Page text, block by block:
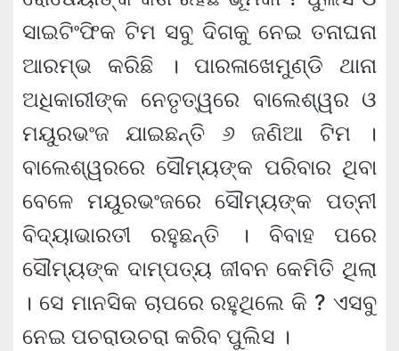
ସାଇଟିଂଫିକ ଟିମ ସବୁ ଦିଗକୁ ନେଇ ତନାଘନା
ଆରମ୍ଭ କରିଛି । ପାରଳାଖେମୁଣ୍ଡି ଥାନା
ଅଧିକାରୀଙ୍କ ନେତୃତ୍ୱରେ ବାଲେଶ୍ୱର ଓ
ମୟୁରଭଂଜ ଯାଇଛନ୍ତି ୬ ଜଣିଆ ଟିମ ।
ବାଲେଶ୍ୱରରେ ସୌମ୍ୟଙ୍କ ପରିବାର ଥିବା
ବେଳେ ମୟୁରଭଂଜରେ ସୌମ୍ୟଙ୍କ ପତ୍ନୀ
ବିଦ୍ୟାଭାରତୀ ରହୁଛନ୍ତି । ବିବାହ ପରେ
ସୌମ୍ୟଙ୍କ ଦାମ୍ପତ୍ୟ ଜୀବନ କେମିତି ଥିଲା
। ସେ ମାନସିକ ଚାପରେ ରହୁଥିଲେ କି ? ଏସବୁ
ନେଇ ପଚରାଉଚରା କରିବ ପୁଲିସ ।